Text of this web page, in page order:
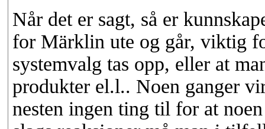
Når det er sagt, så er
for Märklin ute og går, viktig
systemvalg tas opp, eller at
produkter el.l.. Noen ganger
nesten ingen ting til for at